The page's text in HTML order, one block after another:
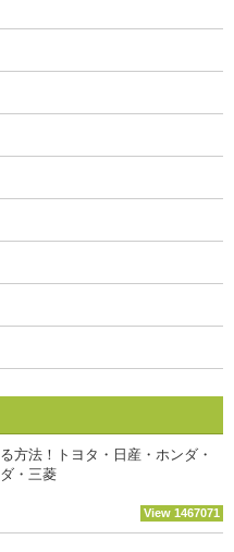
方法！トヨタ・日産・ホンダ・
・三菱
View 1467071